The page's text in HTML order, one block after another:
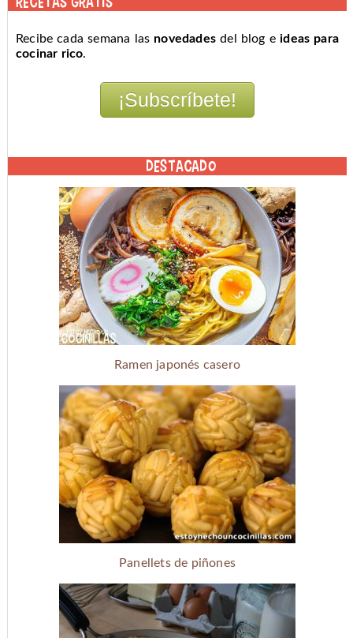
Recibe cada semana las novedades del blog eideas para
cocinar rico.
DESTACADO
Ramen japonés casero
Panellets de piñones